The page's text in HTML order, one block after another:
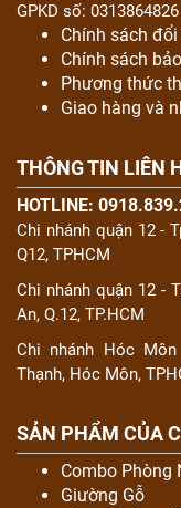
GPKD số:
Chính sách
Chính sách
Phương thức
Giao hàng và
THÔNG TIN LIÊN
HOTLINE:
Chi nhánh quận 12 -
Q12, TPHCM
Chi nhánh quận 12 -
An, Q.12, TP.HCM
Chi nhánh Hóc Môn
Thạnh, Hóc Môn,
SẢN PHẨM CỦA
Combo Phòng
Giường Gỗ